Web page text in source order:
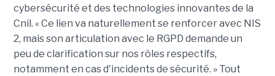
cybersécurité et des technologies innovantes de la
Cnil. « Ce lien va naturellement se renforcer avec NIS
2, mais son articulation avec le RGPD demande un
peu de clarification sur nos rôles respectifs,
notamment en cas d'incidents de sécurité. » Tout